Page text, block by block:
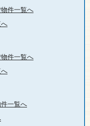
件一覧へ
件一覧へ
一覧へ